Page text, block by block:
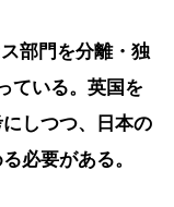
部門を分離・独
ている。英国を
しつつ、日本の
必要がある。